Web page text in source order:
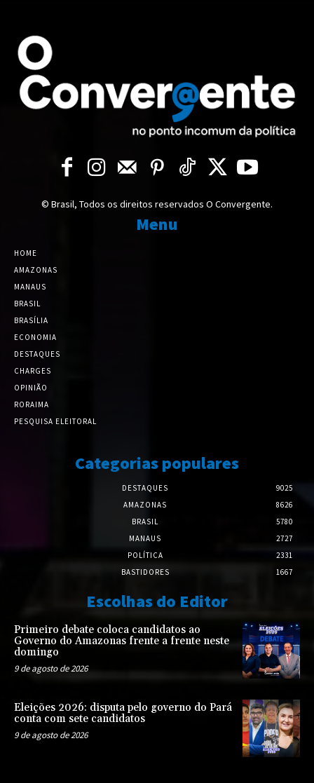
© Brasil, Todos os direitos reservados O Convergente.
Menu
HOME
AMAZONAS
MANAUS
BRASIL
BRASÍLIA
ECONOMIA
DESTAQUES
CHARGES
OPINIÃO
RORAIMA
PESQUISA ELEITORAL
Categorias populares
DESTAQUES
9025
AMAZONAS
8626
BRASIL
5780
MANAUS
2727
POLÍTICA
2331
BASTIDORES
1667
Escolhas do Editor
Primeiro debate coloca candidatos ao
Governo do Amazonas frente a frente neste
domingo
9 de agosto de 2026
Eleições 2026: disputa pelo governo do Pará
conta com sete candidatos
9 de agosto de 2026